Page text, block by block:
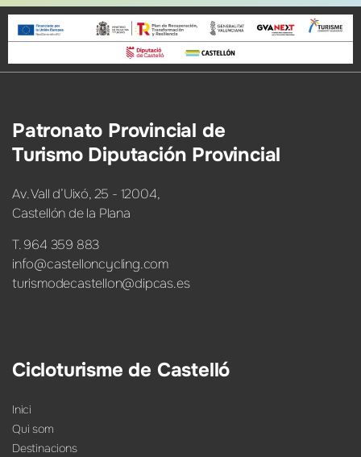
Patronato Provincial de
Turismo Diputación Provincial
Av. Vall d’Uixó, 25 - 12004,
Castellón de la Plana
T. 964 359 883
info@castelloncycling.com
turismodecastellon@dipcas.es
Cicloturisme de Castelló
Inici
Qui som
Destinacions